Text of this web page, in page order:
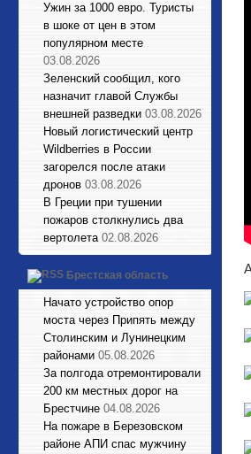
Ужин за 1000 евро. Туристы
в шоке от цен в этом
популярном месте
03.08.2026
Зеленский сообщил, кого
назначит главой Службы
внешней разведки 03.08.2026
Новый логистический центр
Wildberries в России
загорелся после атаки
дронов 03.08.2026
В Греции при тушении
пожаров столкнулись два
вертолета 02.08.2026
Брестская область
Начато устройство опор
моста через Припять между
Столинским и Лунинецким
районами 05.08.2026
За полгода отремонтировали
200 км местных дорог на
Брестчине 04.08.2026
На пожаре в Березовском
районе АПИ спас мужчину